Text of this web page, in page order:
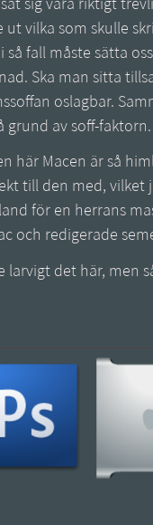
sig vara riktigt
ut vilka som skulle
så fall måste sätta
Ska man sitta
oslagbar.
grund av soff-faktorn.
här Macen är så
till den med, vilket
för en herrans
och redigerade
larvigt det här, men